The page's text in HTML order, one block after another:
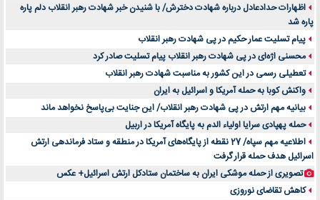
اظهارات حدادعادل درباره شهادت دخترش/ با شنیدن خبر شهادت رهبر انقلاب دلم پاره
پاره شد
پیام تسلیت عمار حکیم در پی شهادت رهبر انقلاب
محسنی اژه‌ای در پی شهادت رهبر انقلاب پیام تسلیت صادر کرد
تعطیلی رسمی در این کشور به مناسبت شهادت رهبر انقلاب
واکنش کوبا به حمله آمریکا و اسرائیل به ایران
بیانیه مهم ارتش در پی شهادت رهبر انقلاب/ این جنایت بی‌پاسخ نخواهد ماند
حمله پهپادی سرایا اولیاء الدم به پایگاه آمریکا در اربیل
اطلاعیه مهم سپاه/ 27 نقطه از پایگاه‌های آمریکا در منطقه و ستاد فرماندهی ارتش
اسرائیل هدف حمله قرار گرفت
تصویری از حمله موشکی ایران به ساختمان ستادکل ارتش اسرائیل+ عکس
کاهش تقاضای نوروزی